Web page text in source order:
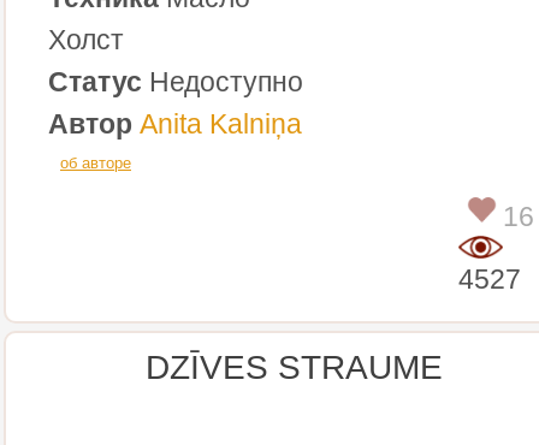
Холст
Статус Недоступно
Автор Anita Kalniņa
об авторе
16
4527
DZĪVES STRAUME